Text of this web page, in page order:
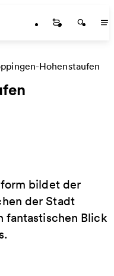
Startseite
Hohenstaufen
bildet der
der Stadt
fantastischen Blick